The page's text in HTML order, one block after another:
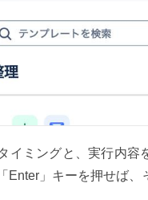
イミングと、実行内容
Enter」キーを押せば